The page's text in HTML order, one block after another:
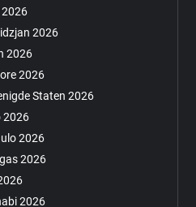
2026
2026
2026
2026
Staten 2026
2026
2026
2026
2026